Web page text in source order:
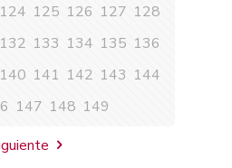
124 125 126 127 128
132 133 134 135 136
140 141 142 143 144
147 148 149